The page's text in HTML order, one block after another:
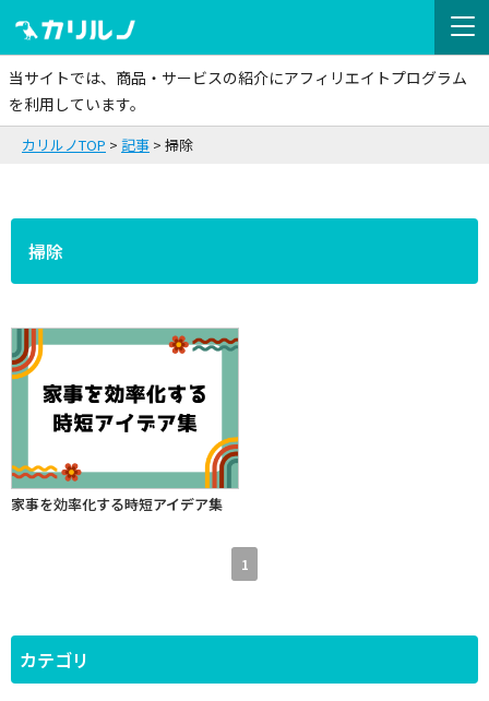
当サイトでは、商品・サービスの紹介にアフィリエイトプログラム
を利用しています。
カリルノTOP 記事 掃除
掃除
家事を効率化する時短アイデア集
1
カテゴリ